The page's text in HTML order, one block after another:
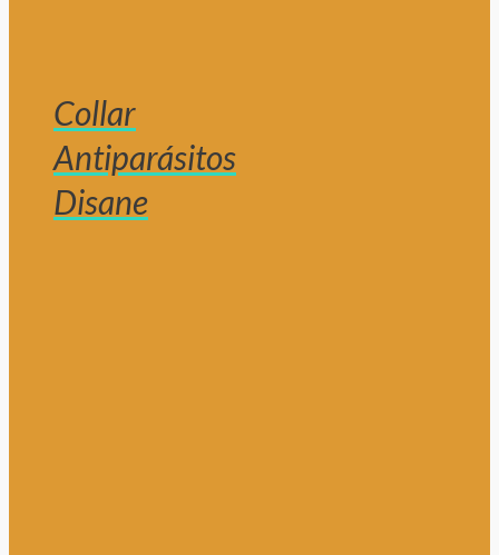
Collar
Antiparásitos
Disane